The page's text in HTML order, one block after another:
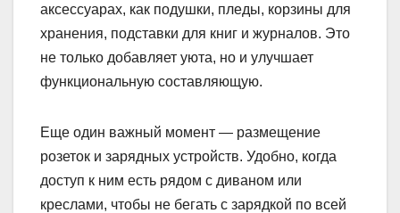
аксессуарах, как подушки, пледы, корзины для
хранения, подставки для книг и журналов. Это
не только добавляет уюта, но и улучшает
функциональную составляющую.
Еще один важный момент — размещение
розеток и зарядных устройств. Удобно, когда
доступ к ним есть рядом с диваном или
креслами, чтобы не бегать с зарядкой по всей